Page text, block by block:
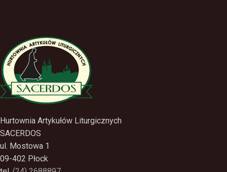
Hurtownia Artykułów Liturgicznych
SACERDOS
ul. Mostowa 1
09-402 Płock